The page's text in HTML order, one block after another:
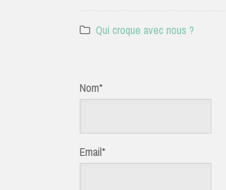
Qui croque avec nous ?
Nom*
Email*